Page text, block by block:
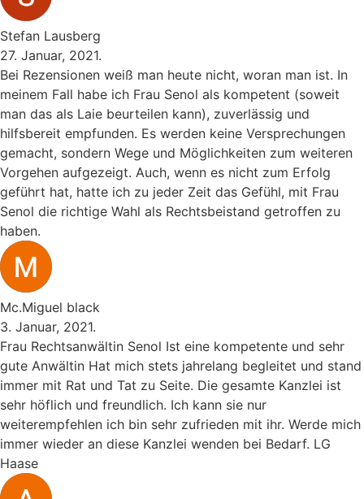
Stefan Lausberg
27. Januar, 2021.
Bei Rezensionen weiß man heute nicht, woran man ist. In
meinem Fall habe ich Frau Senol als kompetent (soweit
man das als Laie beurteilen kann), zuverlässig und
hilfsbereit empfunden. Es werden keine Versprechungen
gemacht, sondern Wege und Möglichkeiten zum weiteren
Vorgehen aufgezeigt. Auch, wenn es nicht zum Erfolg
geführt hat, hatte ich zu jeder Zeit das Gefühl, mit Frau
Senol die richtige Wahl als Rechtsbeistand getroffen zu
haben.
Mc.Miguel black
3. Januar, 2021.
Frau Rechtsanwältin Senol Ist eine kompetente und sehr
gute Anwältin Hat mich stets jahrelang begleitet und stand
immer mit Rat und Tat zu Seite. Die gesamte Kanzlei ist
sehr höflich und freundlich. Ich kann sie nur
weiterempfehlen ich bin sehr zufrieden mit ihr. Werde mich
immer wieder an diese Kanzlei wenden bei Bedarf. LG
Haase